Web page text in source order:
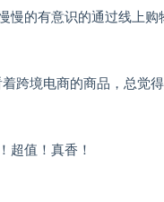
慢的有意识的通过线上购
跨境电商的商品，总觉得
超值！真香！